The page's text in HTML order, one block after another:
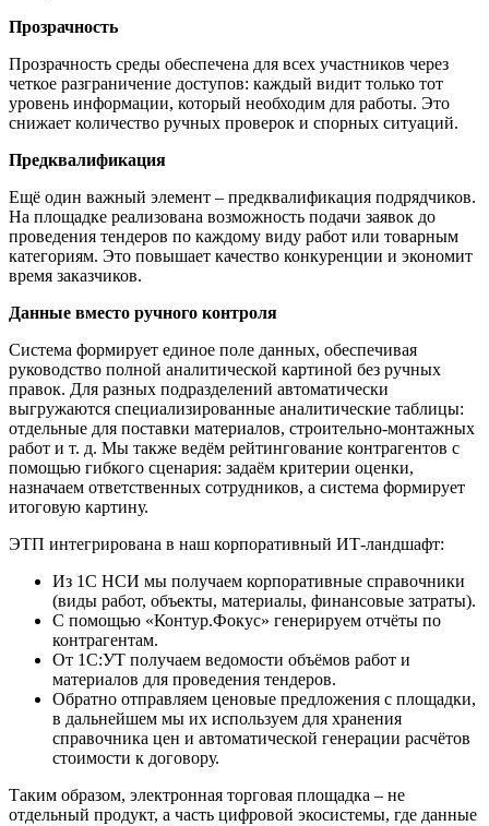
Прозрачность
Прозрачность среды обеспечена для всех участников через
четкое разграничение доступов: каждый видит только тот
уровень информации, который необходим для работы. Это
снижает количество ручных проверок и спорных ситуаций.
Предквалификация
Ещё один важный элемент – предквалификация подрядчиков.
На площадке реализована возможность подачи заявок до
проведения тендеров по каждому виду работ или товарным
категориям. Это повышает качество конкуренции и экономит
время заказчиков.
Данные вместо ручного контроля
Система формирует единое поле данных, обеспечивая
руководство полной аналитической картиной без ручных
правок. Для разных подразделений автоматически
выгружаются специализированные аналитические таблицы:
отдельные для поставки материалов, строительно‑монтажных
работ и т. д. Мы также ведём рейтингование контрагентов с
помощью гибкого сценария: задаём критерии оценки,
назначаем ответственных сотрудников, а система формирует
итоговую картину.
ЭТП интегрирована в наш корпоративный ИТ‑ландшафт:
Из 1С НСИ мы получаем корпоративные справочники
(виды работ, объекты, материалы, финансовые затраты).
С помощью «Контур.Фокус» генерируем отчёты по
контрагентам.
От 1С:УТ получаем ведомости объёмов работ и
материалов для проведения тендеров.
Обратно отправляем ценовые предложения с площадки,
в дальнейшем мы их используем для хранения
справочника цен и автоматической генерации расчётов
стоимости к договору.
Таким образом, электронная торговая площадка – не
отдельный продукт, а часть цифровой экосистемы, где данные